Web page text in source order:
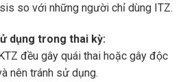
so với những người chỉ dùng ITZ.
dụng trong thai kỳ:
đều gây quái thai hoặc gây độc
nên tránh sử dụng.